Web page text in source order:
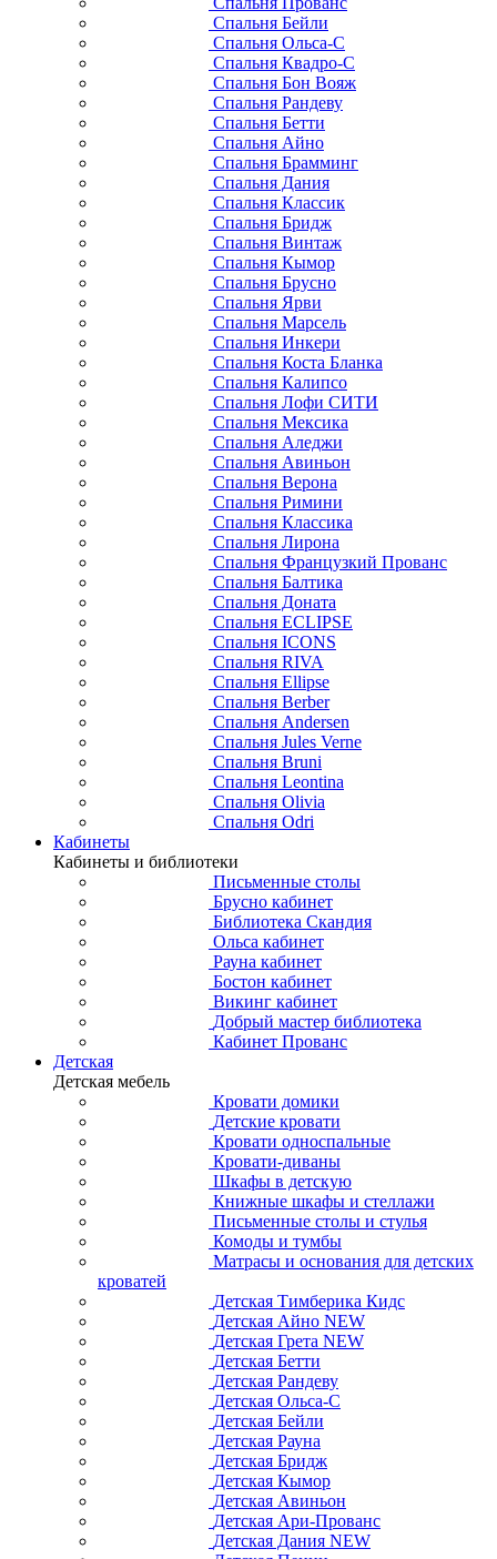
Спальня Бейли
Спальня Ольса-С
Спальня Квадро-С
Спальня Бон Вояж
Спальня Рандеву
Спальня Бетти
Спальня Айно
Спальня Брамминг
Спальня Дания
Спальня Классик
Спальня Бридж
Спальня Винтаж
Спальня Кымор
Спальня Брусно
Спальня Ярви
Спальня Марсель
Спальня Инкери
Спальня Коста Бланка
Спальня Калипсо
Спальня Лофи СИТИ
Спальня Мексика
Спальня Аледжи
Спальня Авиньон
Спальня Верона
Спальня Римини
Спальня Классика
Спальня Лирона
Спальня Французкий Прованс
Спальня Балтика
Спальня Доната
Спальня ECLIPSE
Спальня ICONS
Спальня RIVA
Спальня Ellipse
Спальня Berber
Спальня Andersen
Спальня Jules Verne
Спальня Bruni
Спальня Leontina
Спальня Olivia
Спальня Odri
Кабинеты
Кабинеты и библиотеки
Письменные столы
Брусно кабинет
Библиотека Скандия
Ольса кабинет
Рауна кабинет
Бостон кабинет
Викинг кабинет
Добрый мастер библиотека
Кабинет Прованс
Детская
Детская мебель
Кровати домики
Детские кровати
Кровати односпальные
Кровати-диваны
Шкафы в детскую
Книжные шкафы и стеллажи
Письменные столы и стулья
Комоды и тумбы
Матрасы и основания для детских
кроватей
Детская Тимберика Кидс
Детская Айно NEW
Детская Грета NEW
Детская Бетти
Детская Рандеву
Детская Ольса-С
Детская Бейли
Детская Рауна
Детская Бридж
Детская Кымор
Детская Авиньон
Детская Ари-Прованс
Детская Дания NEW